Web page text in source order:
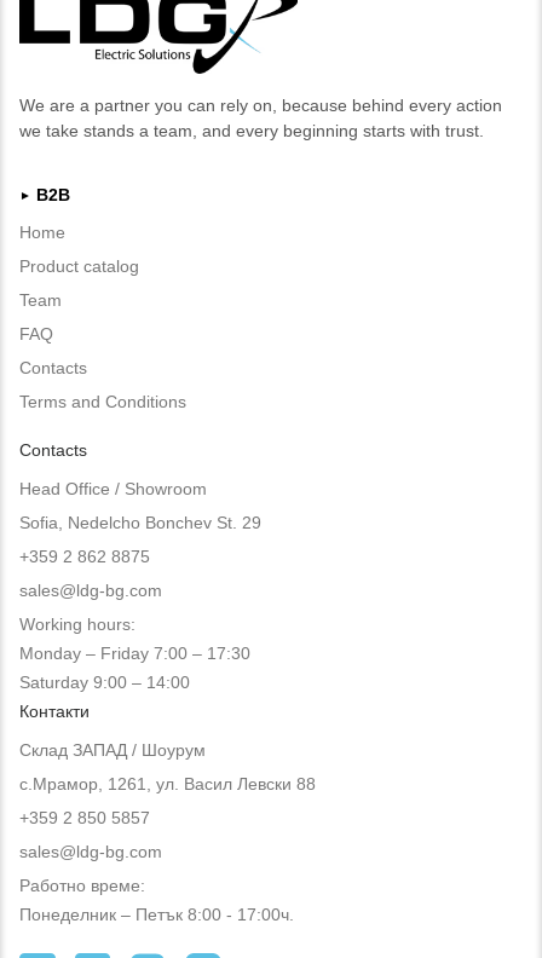
We are a partner you can rely on, because behind every action
we take stands a team, and every beginning starts with trust.
►
B2B
Home
Product catalog
Team
FAQ
Contacts
Terms and Conditions
Contacts
Head Office / Showroom
Sofia, Nedelcho Bonchev St. 29
+359 2 862 8875
sales@ldg-bg.com
Working hours:
Monday – Friday 7:00 – 17:30
Saturday 9:00 – 14:00
Контакти
Склад ЗАПАД / Шоурум
с.Мрамор, 1261, ул. Васил Левски 88
+359 2 850 5857
sales@ldg-bg.com
Работно време:
Понеделник – Петък 8:00 - 17:00ч.